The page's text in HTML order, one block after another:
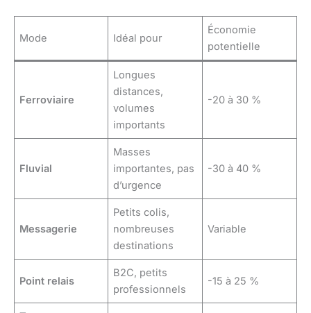
Mode Idéal pour
Économie
potentielle
Ferroviaire
Longues
distances,
volumes
importants
-20 à 30 %
Fluvial
Masses
importantes, pas
d’urgence
-30 à 40 %
Messagerie
Petits colis,
nombreuses
destinations
Variable
Point relais
B2C, petits
professionnels
-15 à 25 %